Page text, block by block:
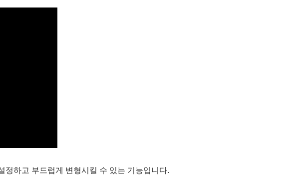
정하고 부드럽게 변형시킬 수 있는 기능입니다.